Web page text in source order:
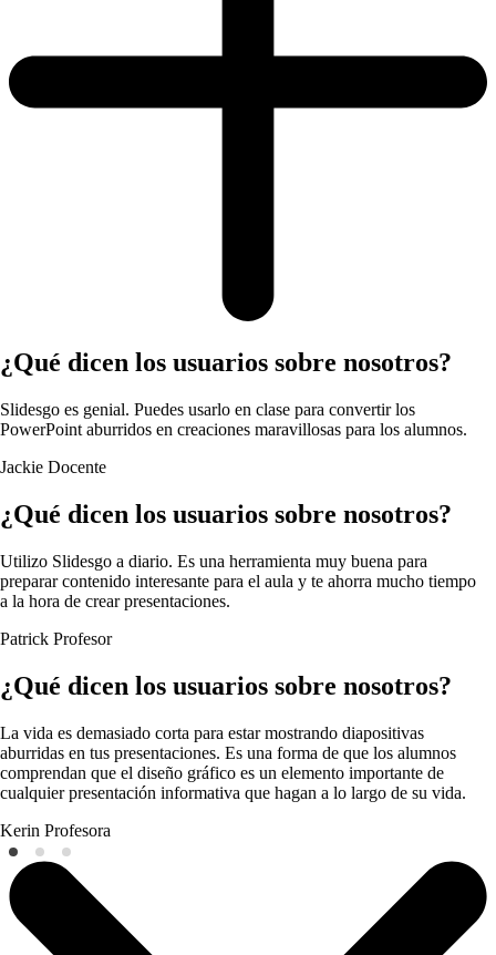
¿Qué dicen los usuarios sobre nosotros?
Slidesgo es genial. Puedes usarlo en clase para convertir los
PowerPoint aburridos en creaciones maravillosas para los alumnos.
Jackie Docente
¿Qué dicen los usuarios sobre nosotros?
Utilizo Slidesgo a diario. Es una herramienta muy buena para
preparar contenido interesante para el aula y te ahorra mucho tiempo
a la hora de crear presentaciones.
Patrick Profesor
¿Qué dicen los usuarios sobre nosotros?
La vida es demasiado corta para estar mostrando diapositivas
aburridas en tus presentaciones. Es una forma de que los alumnos
comprendan que el diseño gráfico es un elemento importante de
cualquier presentación informativa que hagan a lo largo de su vida.
Kerin Profesora